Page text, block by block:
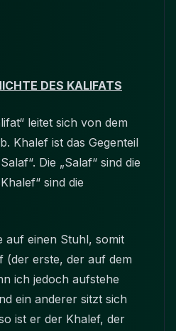
DES KALIFATS
leitet sich von dem
Khalef ist das Gegenteil
Die „Salaf“ sind die
sind die
auf einen Stuhl, somit
(der erste, der auf dem
ich jedoch aufstehe
ein anderer sitzt sich
ist er der Khalef, der